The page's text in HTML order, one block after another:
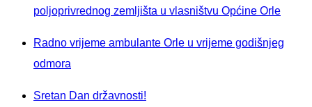
poljoprivrednog zemljišta u vlasništvu Općine Orle
Radno vrijeme ambulante Orle u vrijeme godišnjeg
odmora
Sretan Dan državnosti!